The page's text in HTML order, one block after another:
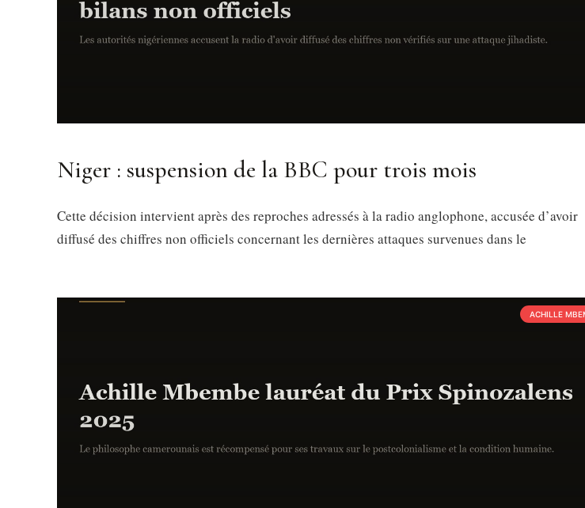
Niger : suspension de la BBC pour trois mois
Cette décision intervient après des reproches adressés à la radio anglophone, accusée d’avoir
diffusé des chiffres non officiels concernant les dernières attaques survenues dans le
ACHILLE